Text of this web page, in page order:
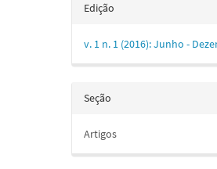
Edição
v. 1 n. 1 (2016): Junho -
Seção
Artigos